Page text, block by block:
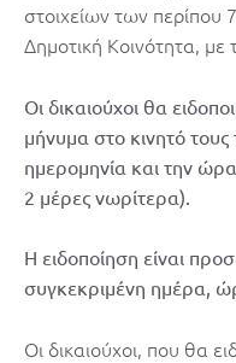
στοιχείων των περίπου
Δημοτική Κοινότητα,
Οι δικαιούχοι θα
μήνυμα στο κινητό
ημερομηνία και την
2 μέρες νωρίτερα).
Η ειδοποίηση είναι
συγκεκριμένη ημέρα,
Οι δικαιούχοι, που θα